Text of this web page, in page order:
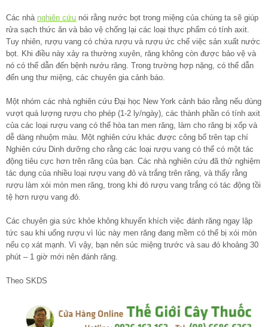
Các nhà nghiên cứu nói rằng nước bọt trong miệng của chúng ta sẽ giúp
rửa sạch thức ăn và bảo vệ chống lại các loại thực phẩm có tính axit.
Tuy nhiên, rượu vang có chứa rượu và rượu ức chế việc sản xuất nước
bọt. Khi điều này xảy ra thường xuyên, răng không còn được bảo vệ và
nó có thể dẫn đến bệnh nướu răng. Trong trường hợp nặng, có thể dẫn
đến ung thư miệng, các chuyên gia cảnh báo.
Một nhóm các nhà nghiên cứu Đại học New York cảnh báo rằng nếu dùng
vượt quá lượng rượu cho phép (1-2 ly/ngày), các thành phần có tính axit
của các loại rượu vang có thể hòa tan men răng, làm cho răng bị xốp và
dễ dàng nhuộm màu. Một nghiên cứu khác được công bố trên tạp chí
Nghiên cứu Dinh dưỡng cho rằng các loại rượu vang có thể có một tác
động tiêu cực hơn trên răng của bạn. Các nhà nghiên cứu đã thử nghiệm
tác dụng của nhiều loại rượu vang đỏ và trắng trên răng, và thấy rằng
rượu làm xói mòn men răng, trong khi đó rượu vang trắng có tác động tồi
tệ hơn rượu vang đỏ.
Các chuyên gia sức khỏe không khuyến khích việc đánh răng ngay lập
tức sau khi uống rượu vì lúc này men răng đang mềm có thể bị xói mòn
nếu cọ xát mạnh. Vì vậy, bạn nên súc miệng trước và sau đó khoảng 30
phút – 1 giờ mới nên đánh răng.
Theo SKDS